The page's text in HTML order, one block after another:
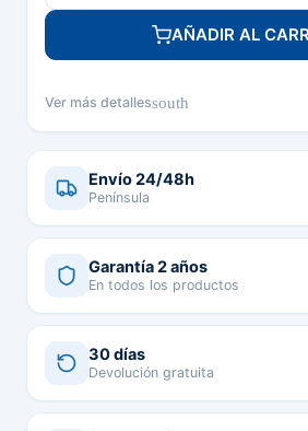
AÑADIR AL
Ver más detallessouth
Envío 24/48h
Península
Garantía 2 años
En todos los productos
30 días
Devolución gratuita